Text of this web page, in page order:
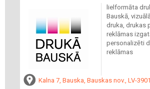
lielformāta
Bauskā,
druka, drukas
reklāmas
personalizēti
reklāmas
Kalna 7, Bauska, Bauskas nov., LV-3901